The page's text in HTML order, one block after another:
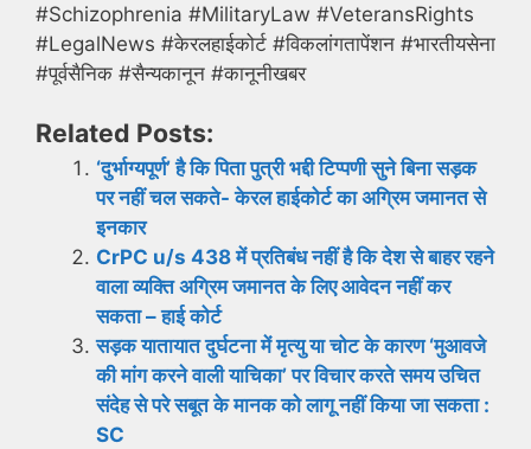
#Schizophrenia #MilitaryLaw #VeteransRights
#LegalNews #केरलहाईकोर्ट #विकलांगतापेंशन #भारतीयसेना
#पूर्वसैनिक #सैन्यकानून #कानूनीखबर
Related Posts:
‘दुर्भाग्यपूर्ण’ है कि पिता पुत्री भद्दी टिप्पणी सुने बिना सड़क
पर नहीं चल सकते- केरल हाईकोर्ट का अग्रिम जमानत से
इनकार
CrPC u/s 438 में प्रतिबंध नहीं है कि देश से बाहर रहने
वाला व्यक्ति अग्रिम जमानत के लिए आवेदन नहीं कर
सकता – हाई कोर्ट
सड़क यातायात दुर्घटना में मृत्यु या चोट के कारण ‘मुआवजे
की मांग करने वाली याचिका’ पर विचार करते समय उचित
संदेह से परे सबूत के मानक को लागू नहीं किया जा सकता :
SC